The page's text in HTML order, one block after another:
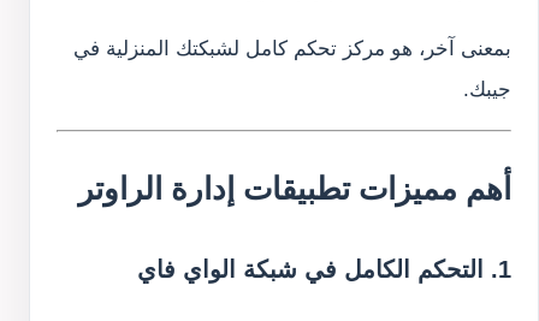
بمعنى آخر، هو مركز تحكم كامل لشبكتك المنزلية في
جيبك.
أهم مميزات تطبيقات إدارة الراوتر
1. التحكم الكامل في شبكة الواي فاي